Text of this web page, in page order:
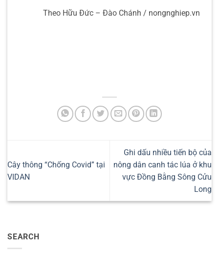
Theo Hữu Đức – Đào Chánh / nongnghiep.vn
Cây thông “Chống Covid” tại
VIDAN
Ghi dấu nhiều tiến bộ của
nông dân canh tác lúa ở khu
vực Đồng Bằng Sông Cửu
Long
SEARCH